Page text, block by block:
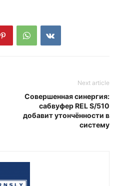
Next article
Совершенная синергия:
сабвуфер REL S/510
добавит утончённости в
систему